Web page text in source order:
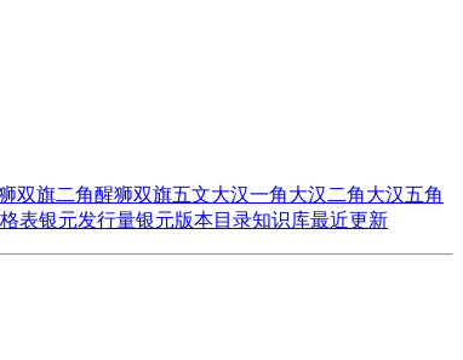
双旗二角醒狮双旗五文大汉一角大汉二角大汉五角
表银元发行量银元版本目录知识库最近更新